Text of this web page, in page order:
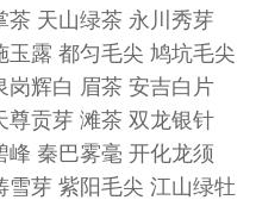
天山绿茶 永川秀芽
露 都匀毛尖 鸠坑毛尖
辉白 眉茶 安吉白片
贡芽 滩茶 双龙银针
秦巴雾毫 开化龙须
芽 紫阳毛尖 江山绿牡